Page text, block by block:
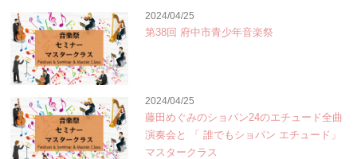
2024/04/25
第38回 府中市青少年音楽祭
2024/04/25
藤田めぐみのショパン24のエチュード全曲
演奏会と 「 誰でもショパン エチュード」
マスタークラス